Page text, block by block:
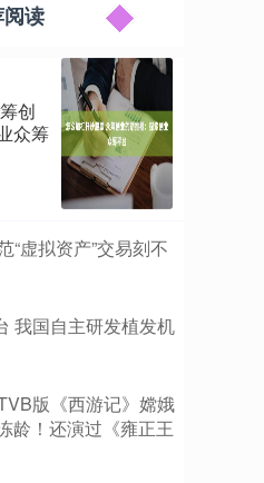
读
创
众筹
“虚拟资产”交易刻不
我国自主研发植发机
版《西游记》嫦娥
龄！还演过《雍正王